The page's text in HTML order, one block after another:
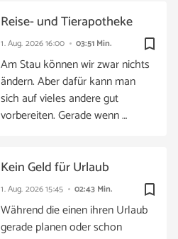
bookmark_border
1. Aug. 202616:00 03:51 Min.
Reise- und Tierapotheke
Am Stau können wir zwar nichts
ändern. Aber dafür kann man
sich auf vieles andere gut
vorbereiten. Gerade wenn …
bookmark_border
1. Aug. 202615:45 02:43 Min.
Kein Geld für Urlaub
Während die einen ihren Urlaub
gerade planen oder schon